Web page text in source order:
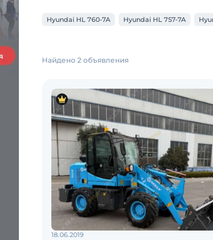
Hyundai HL 760-7A Hyundai HL 757-7A
Найдено 2 объявления
18.06.2019